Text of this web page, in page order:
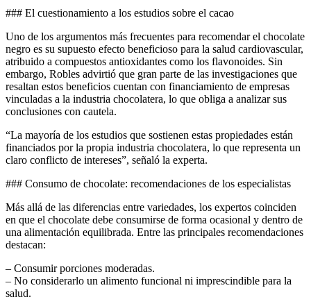
### El cuestionamiento a los estudios sobre el cacao
Uno de los argumentos más frecuentes para recomendar el chocolate
negro es su supuesto efecto beneficioso para la salud cardiovascular,
atribuido a compuestos antioxidantes como los flavonoides. Sin
embargo, Robles advirtió que gran parte de las investigaciones que
resaltan estos beneficios cuentan con financiamiento de empresas
vinculadas a la industria chocolatera, lo que obliga a analizar sus
conclusiones con cautela.
“La mayoría de los estudios que sostienen estas propiedades están
financiados por la propia industria chocolatera, lo que representa un
claro conflicto de intereses”, señaló la experta.
### Consumo de chocolate: recomendaciones de los especialistas
Más allá de las diferencias entre variedades, los expertos coinciden
en que el chocolate debe consumirse de forma ocasional y dentro de
una alimentación equilibrada. Entre las principales recomendaciones
destacan:
– Consumir porciones moderadas.
– No considerarlo un alimento funcional ni imprescindible para la
salud.